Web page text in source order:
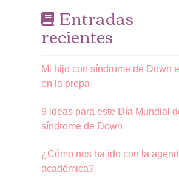
Entradas
recientes
Mi hijo con síndrome de Down
en la prepa
9 ideas para este Día Mundial
síndrome de Down
¿Cómo nos ha ido con la
académica?